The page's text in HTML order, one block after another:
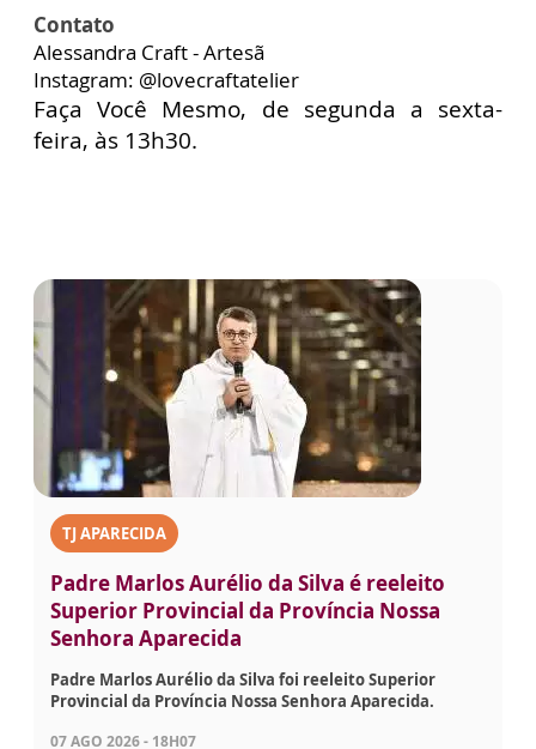
Contato
Alessandra Craft - Artesã
Instagram: @lovecraftatelier
Faça Você Mesmo, de segunda a sexta-
feira, às 13h30.
TJ APARECIDA
Padre Marlos Aurélio da Silva é reeleito
Superior Provincial da Província Nossa
Senhora Aparecida
Padre Marlos Aurélio da Silva foi reeleito Superior
Provincial da Província Nossa Senhora Aparecida.
07 AGO 2026 - 18H07